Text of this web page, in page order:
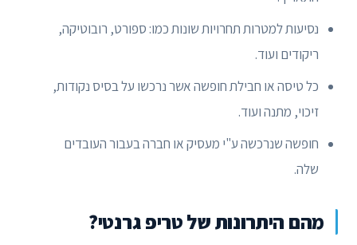
נסיעות למטרות תחרויות שונות כמו: ספורט, רובוטיקה,
ריקודים ועוד.
כל טיסה או חבילת חופשה אשר נרכשו על בסיס נקודות,
זיכוי, מתנה ועוד.
חופשה שנרכשה ע"י מעסיק או חברה בעבור העובדים
שלה.
מהם היתרונות של טריפ גרנטי?